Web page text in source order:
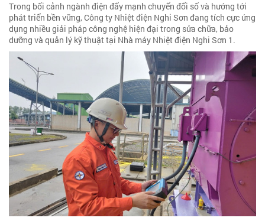
Trong bối cảnh ngành điện đẩy mạnh chuyển đổi số và hướng tới
phát triển bền vững, Công ty Nhiệt điện Nghi Sơn đang tích cực ứng
dụng nhiều giải pháp công nghệ hiện đại trong sửa chữa, bảo
dưỡng và quản lý kỹ thuật tại Nhà máy Nhiệt điện Nghi Sơn 1.